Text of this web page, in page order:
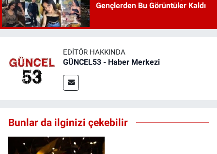
Gençlerden Bu Görüntüler Kaldı
EDITÖR HAKKINDA
GÜNCEL53 - Haber Merkezi
Bunlar da ilginizi çekebilir